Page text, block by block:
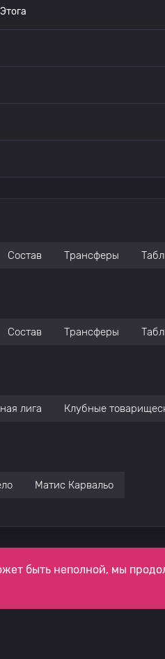
Состав Трансферы
Состав Трансферы
лига Клубные
Матис Карвальо
быть неполной, мы